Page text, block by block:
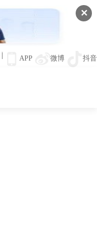
✕
APP 微博 抖音